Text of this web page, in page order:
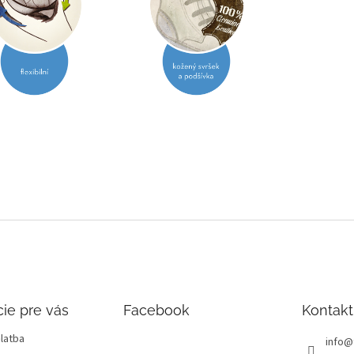
pre vás Facebook Kontakt
info@